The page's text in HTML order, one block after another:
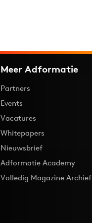
Meer Adformatie
Partners
Events
Vacatures
Whitepapers
Nieuwsbrief
Adformatie Academy
Volledig Magazine Archief